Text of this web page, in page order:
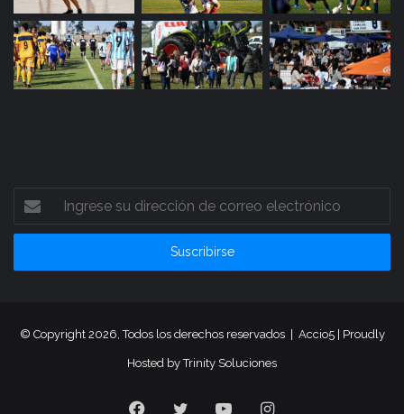
Ingrese
su
dirección
correo
© Copyright 2026, Todos los derechos reservados | Accio5| Proudly
Hosted byTrinity Soluciones
Facebook
Twitter YouTubeInstagram